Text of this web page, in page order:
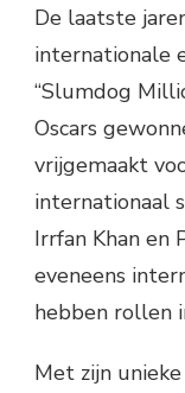
De laatste
internationale
“Slumdog
Oscars
vrijgemaakt
internationaal
Irrfan Khan en
eveneens
hebben rollen
Met zijn